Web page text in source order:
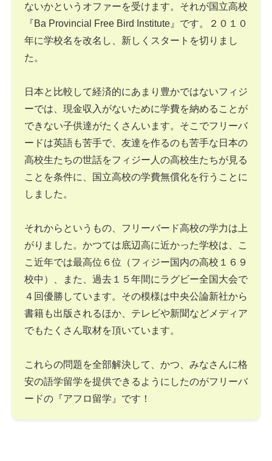
ないかというオファーを受けます。それが国立高校
『Ba Provincial Free Bird Institute』です。２０１０
年に学校名を改名し、新しくスタートを切りまし
た。
日本と比較して経済的にあまり豊かではないフィジ
ーでは、現金収入がないために学費を納めることが
できない子供達がたくさんいます。そこでフリーバ
ードは英語も苦手で、友達を作るのも苦手な日本の
高校生たちの世話をフィジー人の高校生たちが見る
ことを条件に、国立高校の学費無償化を行うことに
しました。
それからというもの、フリーバード高校の学力は上
がりました。かつては底辺高に近かった学校は、こ
こ近年では最高位６位（フィジー国内の高校１６９
校中）、また、過去１５年間にラグビー全国大会で
４回優勝しています。その模様は中央公論新社から
書籍も出版されるほか、テレビや新聞などメディア
でもたくさん取材を頂いています。
これらの問題を全部解決して、かつ、みなさんに格
安の語学留学を提供できるようにしたのがフリーバ
ードの『アフロ留学』です！